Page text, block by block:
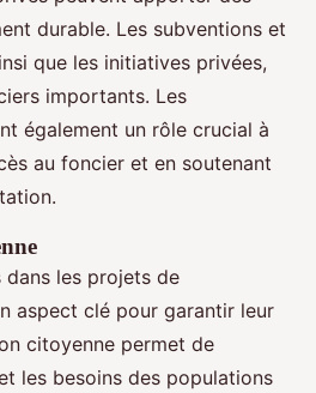
durable. Les subventions et
que les initiatives privées,
importants. Les
également un rôle crucial à
au foncier et en soutenant
les projets de
aspect clé pour garantir leur
citoyenne permet de
les besoins des populations